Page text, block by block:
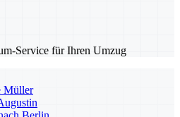
Service für Ihren Umzug
Müller